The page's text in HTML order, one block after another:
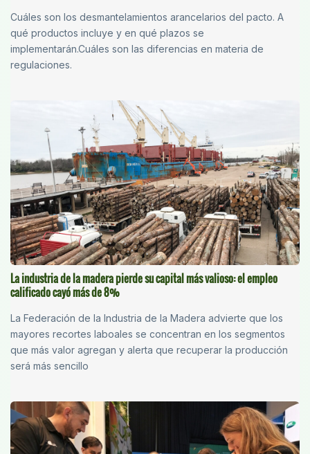
Cuáles son los desmantelamientos arancelarios del pacto. A
qué productos incluye y en qué plazos se
implementarán.Cuáles son las diferencias en materia de
regulaciones.
La industria de la madera pierde su capital más valioso: el empleo
calificado cayó más de 8%
La Federación de la Industria de la Madera advierte que los
mayores recortes laboales se concentran en los segmentos
que más valor agregan y alerta que recuperar la producción
será más sencillo